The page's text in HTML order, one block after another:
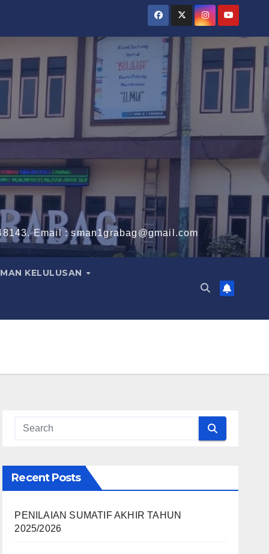
Email : sman1grabag@gmail.com
KELULUSAN
Recent Posts
PENILAIAN SUMATIF AKHIR TAHUN
2025/2026